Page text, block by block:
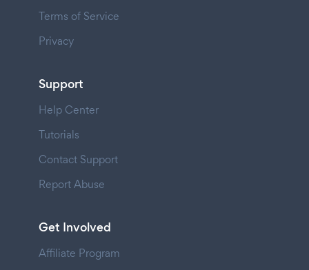
Terms of Service
Privacy
Support
Help Center
Tutorials
Contact Support
Report Abuse
Get Involved
Affiliate Program